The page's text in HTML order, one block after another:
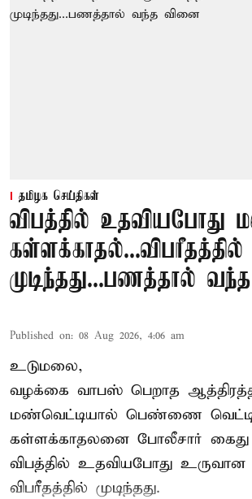
தமிழக செய்திகள்
விபத்தில் உதவியபோது
கள்ளக்காதல்...விபரீதத்தில்
முடிந்தது...பணத்தால்
Published on: 08 Aug 2026, 4:06 am
உடுமலை,
வழக்கை வாபஸ் பெறாத
மண்வெட்டியால் பெண்ணை
கள்ளக்காதலனை போலீசார்
விபத்தில் உதவியபோது
விபரீதத்தில் முடிந்தது.